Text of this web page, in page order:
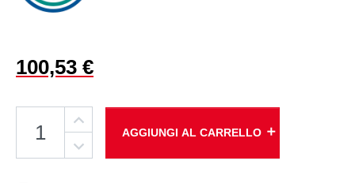
100,53 €
AGGIUNGI AL CARRELLO add